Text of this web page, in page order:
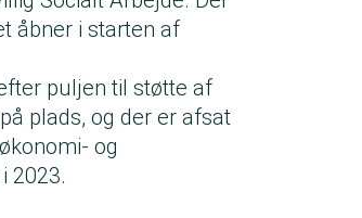
åbner i starten af
puljen til støtte af
plads, og der er afsat
og
2023.